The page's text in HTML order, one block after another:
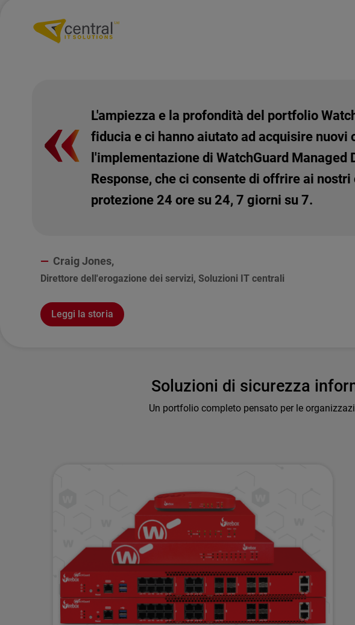
L'ampiezza e la profondità del portfolio
fiducia e ci hanno aiutato ad acquisire nuovi
l'implementazione di WatchGuard Managed
Response, che ci consente di offrire ai
protezione 24 ore su 24, 7 giorni su 7.
Craig Jones,
Direttore dell'erogazione dei servizi, Soluzioni IT centrali
Leggi la storia
Soluzioni di sicurezza
Un portfolio completo pensato per le